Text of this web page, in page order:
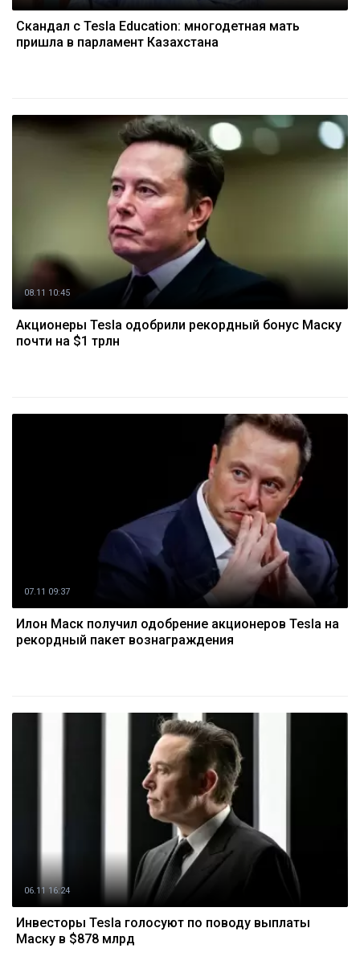
Скандал с Tesla Education: многодетная мать
пришла в парламент Казахстана
08.11 10:45
Акционеры Tesla одобрили рекордный бонус Маску
почти на $1 трлн
07.11 09:37
Илон Маск получил одобрение акционеров Tesla на
рекордный пакет вознаграждения
06.11 16:24
Инвесторы Tesla голосуют по поводу выплаты
Маску в $878 млрд